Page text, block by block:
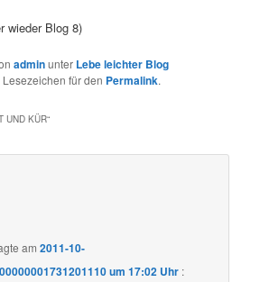
wieder Blog 8)
adminunter Lebe leichter Blog
für den Permalink.
UND KÜR“
am2011-10-
um 17:02 Uhr :